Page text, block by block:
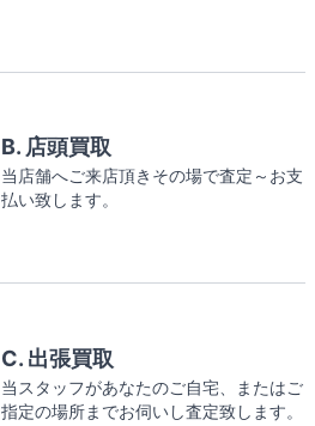
B. 店頭買取
当店舗へご来店頂きその場で査定～お支
払い致します。
C. 出張買取
当スタッフがあなたのご自宅、またはご
指定の場所までお伺いし査定致します。